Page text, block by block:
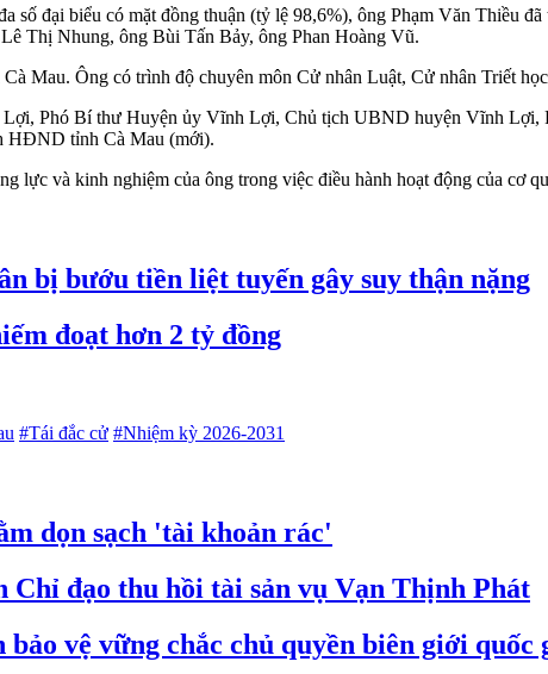
số đại biểu có mặt đồng thuận (tỷ lệ 98,6%), ông Phạm Văn Thiều
Thị Nhung, ông Bùi Tấn Bảy, ông Phan Hoàng Vũ.
Mau. Ông có trình độ chuyên môn Cử nhân Luật, Cử nhân Triết
Phó Bí thư Huyện ủy Vĩnh Lợi, Chủ tịch UBND huyện Vĩnh
HĐND tỉnh Cà Mau (mới).
lực và kinh nghiệm của ông trong việc điều hành hoạt động của cơ
bị bướu tiền liệt tuyến gây suy thận nặng
đoạt hơn 2 tỷ đồng
#Tái đắc cử #Nhiệm kỳ 2026-2031
dọn sạch 'tài khoản rác'
đạo thu hồi tài sản vụ Vạn Thịnh Phát
vệ vững chắc chủ quyền biên giới quốc